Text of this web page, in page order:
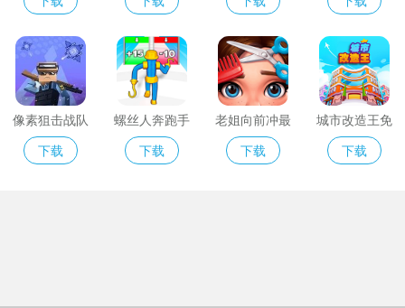
像素狙击战队
最新版
下载
螺丝人奔跑手
机版
下载
老姐向前冲最
新版
下载
城市改造王免
费版
下载